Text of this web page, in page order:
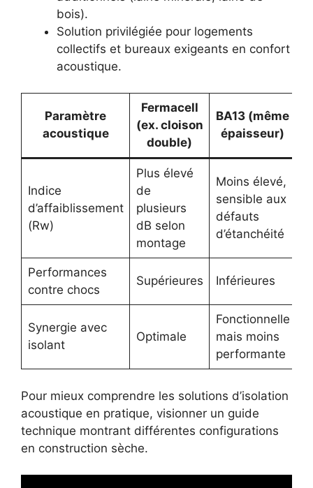
bois).
Solution privilégiée pour logements
collectifs et bureaux exigeants en confort
acoustique.
Paramètre
acoustique
Fermacell
(ex. cloison
double)
BA13 (même
épaisseur)
Indice
d’affaiblissement
(Rw)
Plus élevé
de
plusieurs
dB selon
montage
Moins élevé,
sensible aux
défauts
d’étanchéité
Performances
contre chocs
Supérieures Inférieures
Synergie avec
isolant
Optimale
Fonctionnelle
mais moins
performante
Pour mieux comprendre les solutions d’isolation
acoustique en pratique, visionner un guide
technique montrant différentes configurations
en construction sèche.